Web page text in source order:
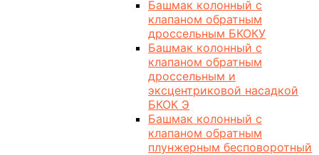
Башмак колонный с
клапаном обратным
дроссельным БКОКУ
Башмак колонный с
клапаном обратным
дроссельным и
эксцентриковой насадкой
БКОК Э
Башмак колонный с
клапаном обратным
плунжерным бесповоротный